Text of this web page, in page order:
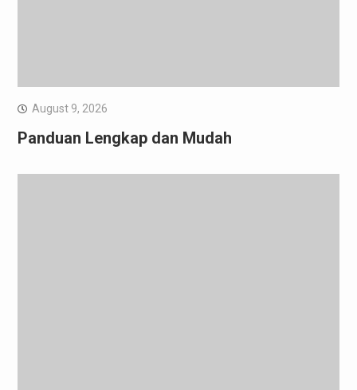
August 9, 2026
Panduan Lengkap dan Mudah